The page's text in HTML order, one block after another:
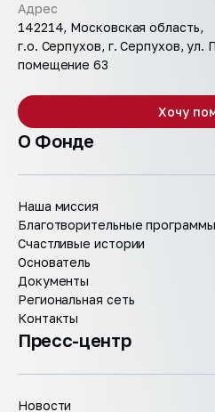
Адрес
142214, Московская область,
г.о. Серпухов, г. Серпухов, ул.
помещение 63
Хочу
О Фонде
Наша миссия
Благотворительные программы
Счастливые истории
Основатель
Документы
Региональная сеть
Контакты
Пресс-центр
Новости